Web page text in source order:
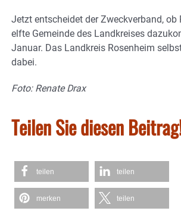
Jetzt entscheidet der Zweckverband,
elfte Gemeinde des Landkreises
Januar. Das Landkreis Rosenheim
dabei.
Foto: Renate Drax
Teilen Sie diesen
teilen teilen
merken teilen